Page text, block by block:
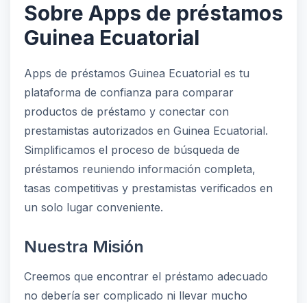
Sobre Apps de préstamos
Guinea Ecuatorial
Apps de préstamos Guinea Ecuatorial es tu
plataforma de confianza para comparar
productos de préstamo y conectar con
prestamistas autorizados en Guinea Ecuatorial.
Simplificamos el proceso de búsqueda de
préstamos reuniendo información completa,
tasas competitivas y prestamistas verificados en
un solo lugar conveniente.
Nuestra Misión
Creemos que encontrar el préstamo adecuado
no debería ser complicado ni llevar mucho